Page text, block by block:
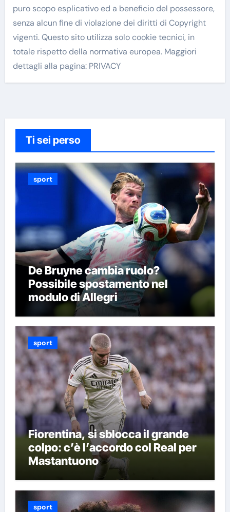
puro scopo esplicativo ed a beneficio del possessore,
senza alcun fine di violazione dei diritti di Copyright
vigenti. Questo sito utilizza solo cookie tecnici, in
totale rispetto della normativa europea. Maggiori
dettagli alla pagina: PRIVACY
Ti sei perso
sport
De Bruyne cambia ruolo?
Possibile spostamento nel
modulo di Allegri
sport
Fiorentina, si sblocca il grande
colpo: c’è l’accordo col Real per
Mastantuono
sport